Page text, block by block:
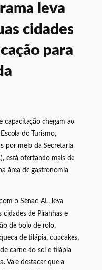
leva
cidades
para
capacitação chegam ao
do Turismo,
por meio da Secretaria
está ofertando mais de
área de gastronomia
o Senac-AL, leva
cidades de Piranhas e
de bolo de rolo,
de tilápia, cupcakes,
carne do sol e tilápia
Vale destacar que a